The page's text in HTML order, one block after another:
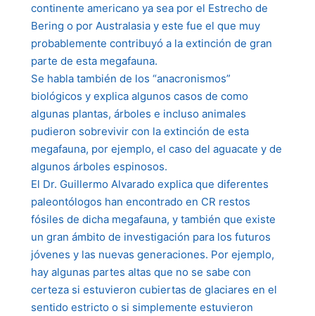
continente americano ya sea por el Estrecho de
Bering o por Australasia y este fue el que muy
probablemente contribuyó a la extinción de gran
parte de esta megafauna.
Se habla también de los “anacronismos”
biológicos y explica algunos casos de como
algunas plantas, árboles e incluso animales
pudieron sobrevivir con la extinción de esta
megafauna, por ejemplo, el caso del aguacate y de
algunos árboles espinosos.
El Dr. Guillermo Alvarado explica que diferentes
paleontólogos han encontrado en CR restos
fósiles de dicha megafauna, y también que existe
un gran ámbito de investigación para los futuros
jóvenes y las nuevas generaciones. Por ejemplo,
hay algunas partes altas que no se sabe con
certeza si estuvieron cubiertas de glaciares en el
sentido estricto o si simplemente estuvieron